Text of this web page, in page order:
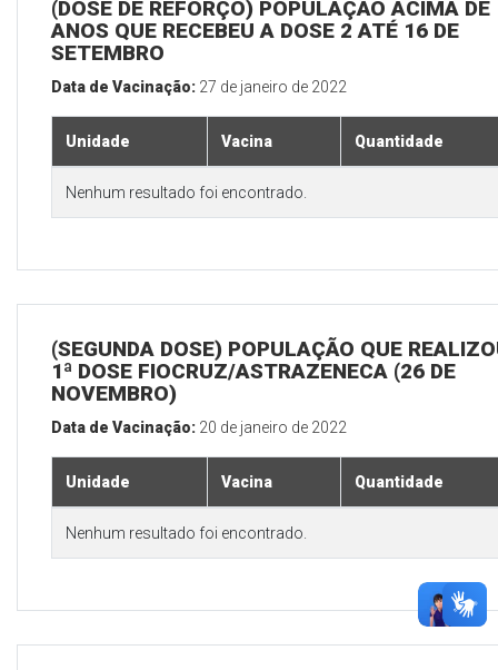
(DOSE DE REFORÇO) POPULAÇÃO ACIMA DE
ANOS QUE RECEBEU A DOSE 2 ATÉ 16 DE
SETEMBRO
Data de Vacinação: 27 de janeiro de 2022
Unidade Vacina Quantidade
Nenhum resultado foi encontrado.
(SEGUNDA DOSE) POPULAÇÃO QUE
1ª DOSE FIOCRUZ/ASTRAZENECA (26 DE
NOVEMBRO)
Data de Vacinação: 20 de janeiro de 2022
Unidade Vacina Quantidade
Nenhum resultado foi encontrado.